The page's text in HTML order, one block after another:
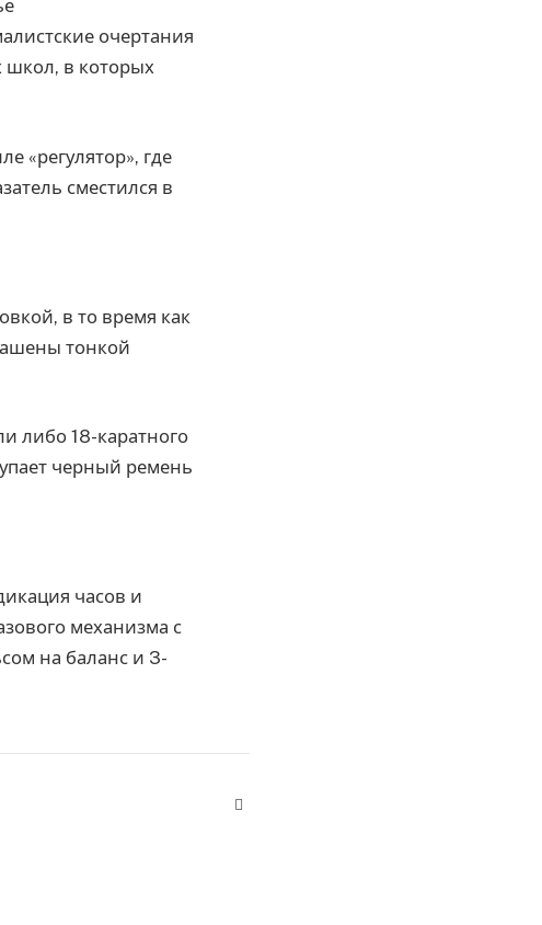
очертания
школ, в которых
«регулятор», где
сместился в
в то время как
тонкой
либо 18-каратного
черный ремень
часов и
механизма с
на баланс и 3-